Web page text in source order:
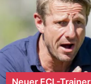
Neuer FCL-Trainer